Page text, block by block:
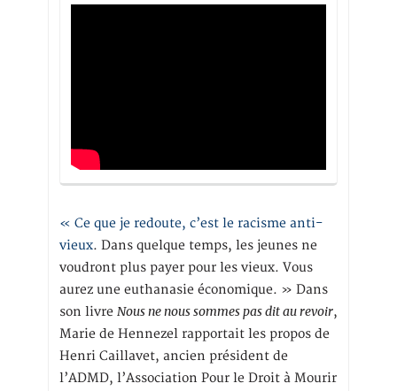
« Ce que je redoute, c’est le racisme anti-
vieux. Dans quelque temps, les jeunes ne
voudront plus payer pour les vieux. Vous
aurez une euthanasie économique. » Dans
son livre Nous ne nous sommes pas dit au revoir,
Marie de Hennezel rapportait les propos de
Henri Caillavet, ancien président de
l’ADMD, l’Association Pour le Droit à Mourir